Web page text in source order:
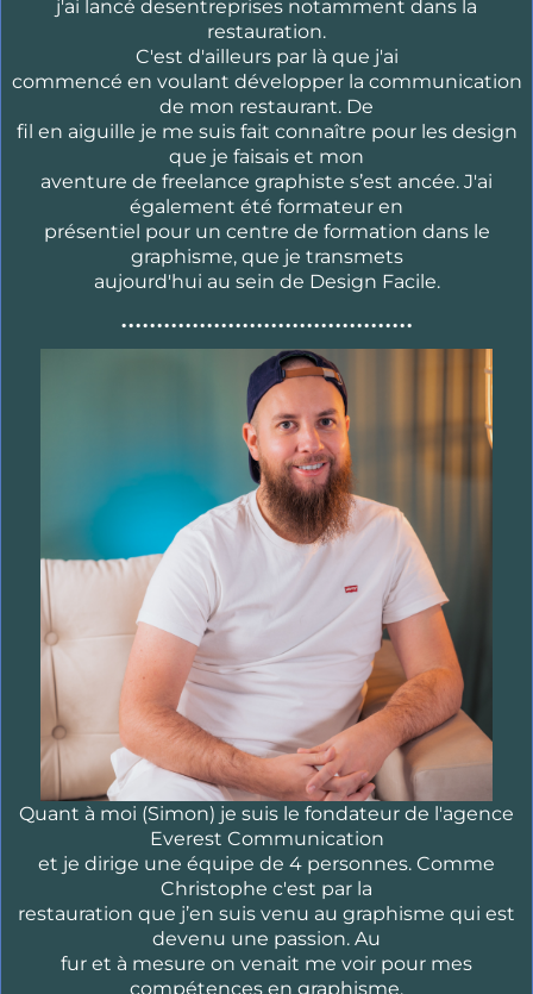
j'ai lancé desentreprises notamment dans la
restauration.
C'est d'ailleurs par là que j'ai
commencé en voulant développer la communication
de mon restaurant. De
fil en aiguille je me suis fait connaître pour les design
que je faisais et mon
aventure de freelance graphiste s’est ancée. J'ai
également été formateur en
présentiel pour un centre de formation dans le
graphisme, que je transmets
aujourd'hui au sein de Design Facile.
.........................................
Quant à moi (Simon) je suis le fondateur de l'agence
Everest Communication
et je dirige une équipe de 4 personnes. Comme
Christophe c'est par la
restauration que j’en suis venu au graphisme qui est
devenu une passion. Au
fur et à mesure on venait me voir pour mes
compétences en graphisme,